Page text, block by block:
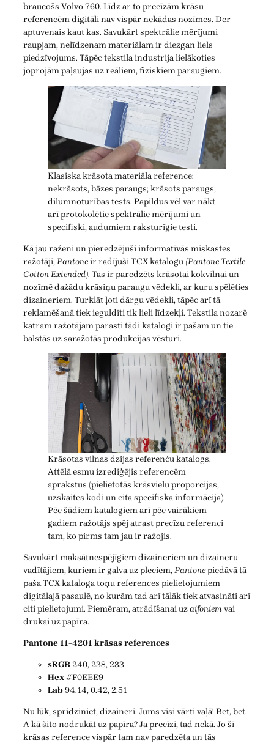
braucošs Volvo 760. Līdz ar to precīzām krāsu
referencēm digitāli nav vispār nekādas nozīmes. Der
aptuvenais kaut kas. Savukārt spektrālie mērījumi
raupjam, nelīdzenam materiālam ir diezgan liels
piedzīvojums. Tāpēc tekstila industrija lielākoties
joprojām paļaujas uz reāliem, fiziskiem paraugiem.
Klasiska krāsota materiāla reference:
nekrāsots, bāzes paraugs; krāsots paraugs;
dilumnoturības tests. Papildus vēl var nākt
arī protokolētie spektrālie mērījumi un
specifiski, audumiem raksturīgie testi.
Kā jau raženi un pieredzējuši informatīvās miskastes
ražotāji,Pantoneir radījuši TCX katalogu (Pantone Textile
Cotton Extended). Tas ir paredzēts krāsotai kokvilnai un
nozīmē dažādu krāsiņu paraugu vēdekli, ar kuru spēlēties
dizaineriem. Turklāt ļoti dārgu vēdekli, tāpēc arī tā
reklamēšanā tiek ieguldīti tik lieli līdzekļi. Tekstila nozarē
katram ražotājam parasti tādi katalogi ir pašam un tie
balstās uz saražotās produkcijas vēsturi.
Krāsotas vilnas dzijas referenču katalogs.
Attēlā esmu izrediģējis referencēm
aprakstus (pielietotās krāsvielu proporcijas,
uzskaites kodi un cita specifiska informācija).
Pēc šādiem katalogiem arī pēc vairākiem
gadiem ražotājs spēj atrast precīzu referenci
tam, ko pirms tam jau ir ražojis.
Savukārt maksātnespējīgiem dizaineriem un dizaineru
vadītājiem, kuriem ir galva uz pleciem,Pantonepiedāvā tā
paša TCX kataloga toņu references pielietojumiem
digitālajā pasaulē, no kurām tad arī tālāk tiek atvasināti arī
citi pielietojumi. Piemēram, atrādīšanai uzaifoniemvai
drukai uz papīra.
Pantone 11-4201 krāsas references
sRGB240, 238, 233
Hex#F0EEE9
Lab94.14, 0.42, 2.51
Nu lūk, spridziniet, dizaineri. Jums visi vārti vaļā! Bet, bet.
A kā šito nodrukāt uz papīra? Ja precīzi, tad nekā. Jo šī
krāsas reference vispār tam nav paredzēta un tās